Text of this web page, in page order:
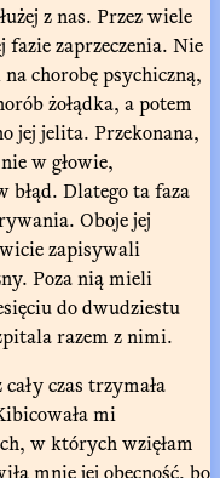
z nas. Przez wiele
fazie zaprzeczenia. Nie
chorobę psychiczną,
żołądka, a potem
jej jelita. Przekonana,
w głowie,
błąd. Dlatego ta faza
Oboje jej
zapisywali
Poza nią mieli
do dwudziestu
razem z nimi.
czas trzymała
mi
w których wzięłam
mnie jej obecność, bo